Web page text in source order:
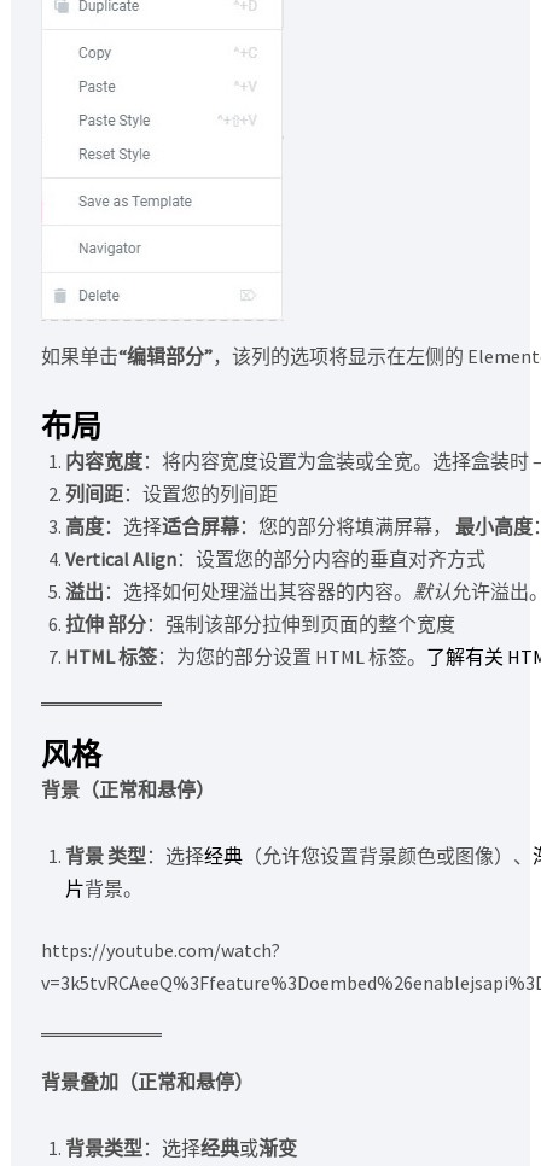
如果单击“编辑部分”，该列的选项将显示在左侧的
布局
内容宽度：将内容宽度设置为盒装或全宽。选择盒装时
列间距：设置您的列间距
高度：选择适合屏幕：您的部分将填满屏幕， 最小高度
Vertical Align：设置您的部分内容的垂直对齐方式
溢出 ：选择如何处理溢出其容器的内容。 默认允许溢出
拉伸部分：强制该部分拉伸到页面的整个宽度
HTML 标签：为您的部分设置 HTML 标签。 了解有关
风格
背景（正常和悬停）
背景类型 ：选择经典（允许您设置背景颜色或图像）、
片背景。
https://youtube.com/watch?
背景叠加（正常和悬停）
背景类型 ：选择经典或渐变